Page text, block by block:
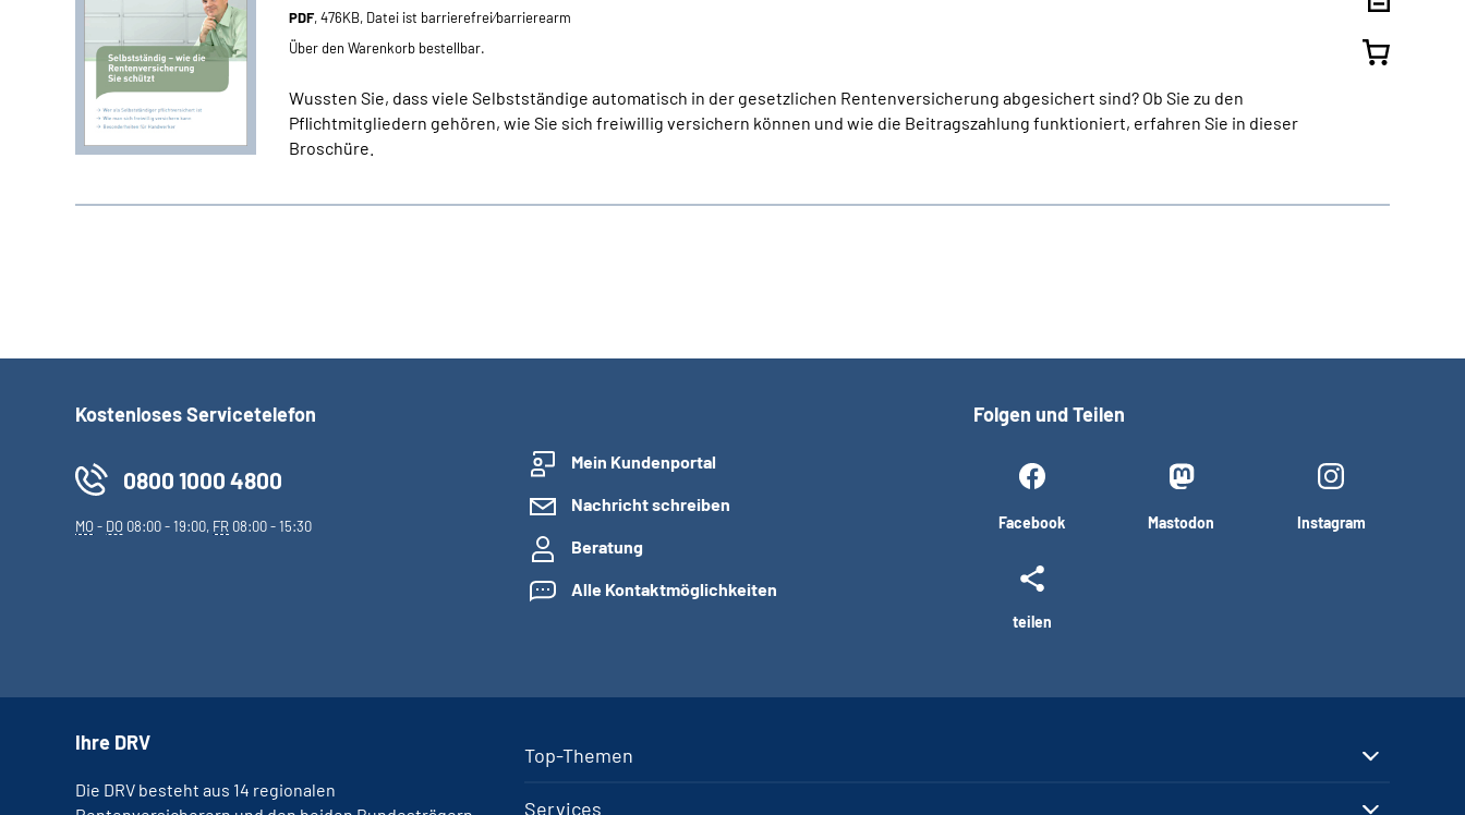
PDF, 476KB, Datei ist barrierefrei⁄barrierearm
Über den Warenkorb bestellbar.
Wussten Sie, dass viele Selbstständige automatisch in der gesetzlichen Rentenversicherung abgesichert sind? Ob Sie zu den
Pflichtmitgliedern gehören, wie Sie sich freiwillig versichern können und wie die Beitragszahlung funktioniert, erfahren Sie in dieser
Broschüre.
Kostenloses Servicetelefon
0800 1000 4800
MO- DO 08:00 - 19:00, FR 08:00 - 15:30
Mein Kundenportal
Nachricht schreiben
Beratung
Alle Kontaktmöglichkeiten
Folgen und Teilen
Facebook Mastodon Instagram
teilen
Top-Themen
Services
Ihre DRV
Die DRV besteht aus 14 regionalen